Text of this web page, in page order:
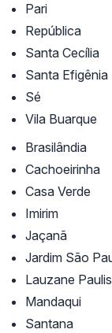
Pari
República
Santa Cecília
Santa Efigênia
Sé
Vila Buarque
Brasilândia
Cachoeirinha
Casa Verde
Imirim
Jaçanã
Jardim São
Lauzane
Mandaqui
Santana